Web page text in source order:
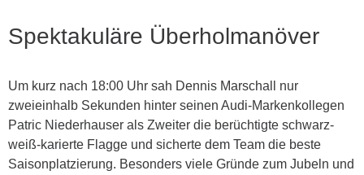
Spektakuläre Überholmanöver
Um kurz nach 18:00 Uhr sah Dennis Marschall nur
zweieinhalb Sekunden hinter seinen Audi-Markenkollegen
Patric Niederhauser als Zweiter die berüchtigte schwarz-
weiß-karierte Flagge und sicherte dem Team die beste
Saisonplatzierung. Besonders viele Gründe zum Jubeln und